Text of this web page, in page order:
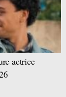
actrice